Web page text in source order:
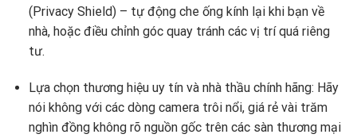
(Privacy Shield) – tự động che ống kính lại khi bạn về
nhà, hoặc điều chỉnh góc quay tránh các vị trí quá riêng
tư.
Lựa chọn thương hiệu uy tín và nhà thầu chính hãng: Hãy
nói không với các dòng camera trôi nổi, giá rẻ vài trăm
nghìn đồng không rõ nguồn gốc trên các sàn thương mại